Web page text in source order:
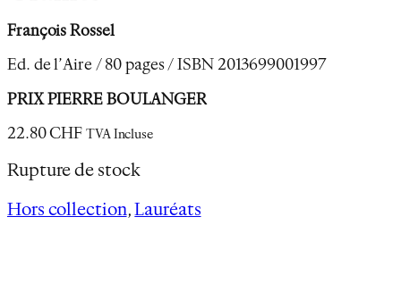
François Rossel
Ed. de l’Aire / 80 pages / ISBN 2013699001997
PRIX PIERRE BOULANGER
22.80CHF TVA Incluse
Rupture de stock
Hors collection, Lauréats